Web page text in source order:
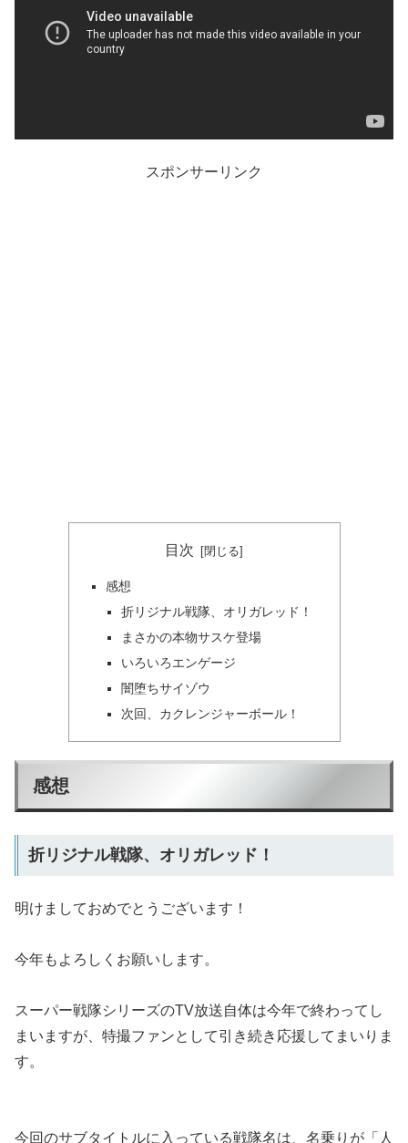
スポンサーリンク
目次
感想
折リジナル戦隊、オリガレッド！
まさかの本物サスケ登場
いろいろエンゲージ
闇堕ちサイゾウ
次回、カクレンジャーボール！
感想
折リジナル戦隊、オリガレッド！
明けましておめでとうございます！
今年もよろしくお願いします。
スーパー戦隊シリーズのTV放送自体は今年で終わってし
まいますが、特撮ファンとして引き続き応援してまいりま
す。
今回のサブタイトルに入っている戦隊名は、名乗りが「人